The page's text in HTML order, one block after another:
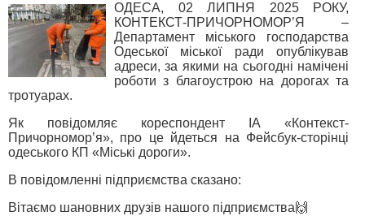
ОДЕСА, 02 ЛИПНЯ 2025 РОКУ,
КОНТЕКСТ-ПРИЧОРНОМОР’Я –
Департамент міського господарства
Одеської міської ради опублікував
адреси, за якими на сьогодні намічені
роботи з благоустрою на дорогах та
тротуарах.
Як повідомляє кореспондент ІА «Контекст-
Причорномор’я», про це йдеться на Фейсбук-сторінці
одеського КП «Міські дороги».
В повідомленні підприємства сказано:
Вітаємо шановних друзів нашого підприємства🙌